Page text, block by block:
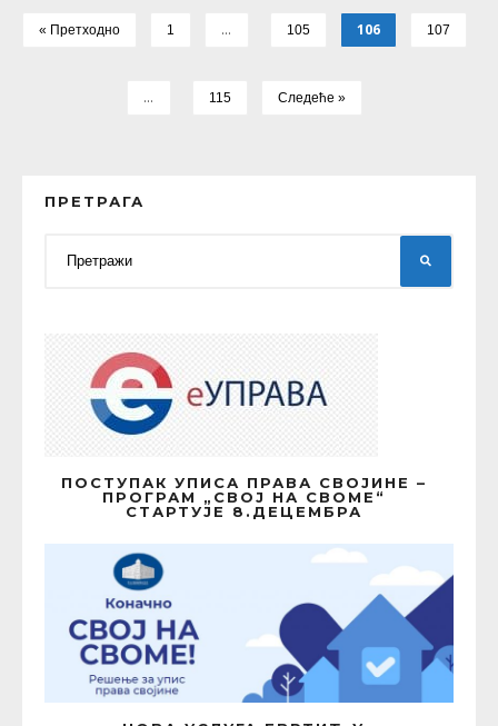
« Претходно 1 … 105 106 107
… 115 Следеће »
ПРЕТРАГА
ПОСТУПАК УПИСА ПРАВА СВОЈИНЕ –
ПРОГРАМ „СВОЈ НА СВОМЕ“
СТАРТУЈЕ 8.ДЕЦЕМБРА